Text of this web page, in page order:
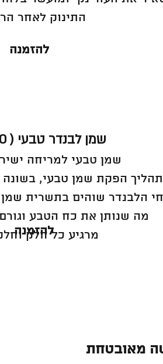
התינוק לאחר
להזמנה
שמן לבנדר טבעי ( 30 מ"ל )
שמן טבעי למריחה
הפקת שמן טבעי,
הלבנדר שוהים בתשרית שמן
מה שנותן את כח הטבע
מרגיע כל חלק
להזמנה
מאובטחת